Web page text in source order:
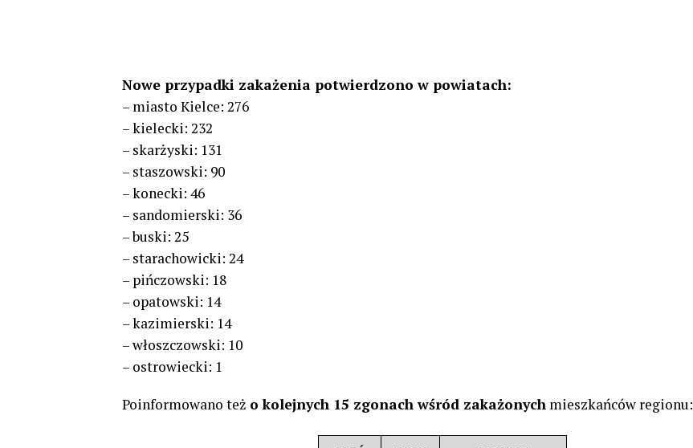
Nowe przypadki zakażenia potwierdzono w powiatach:
– miasto Kielce: 276
– kielecki: 232
– skarżyski: 131
– staszowski: 90
– konecki: 46
– sandomierski: 36
– buski: 25
– starachowicki: 24
– pińczowski: 18
– opatowski: 14
– kazimierski: 14
– włoszczowski: 10
– ostrowiecki: 1
Poinformowano też o kolejnych 15 zgonach wśród zakażonych mieszkańców regionu: